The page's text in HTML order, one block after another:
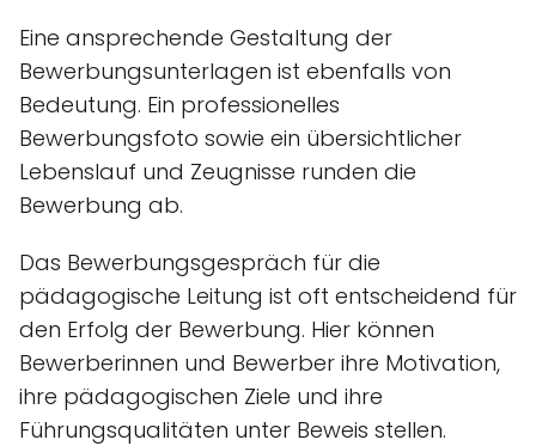
Eine ansprechende Gestaltung der
Bewerbungsunterlagen ist ebenfalls von
Bedeutung. Ein professionelles
Bewerbungsfoto sowie ein übersichtlicher
Lebenslauf und Zeugnisse runden die
Bewerbung ab.
Das Bewerbungsgespräch für die
pädagogische Leitung ist oft entscheidend für
den Erfolg der Bewerbung. Hier können
Bewerberinnen und Bewerber ihre Motivation,
ihre pädagogischen Ziele und ihre
Führungsqualitäten unter Beweis stellen.